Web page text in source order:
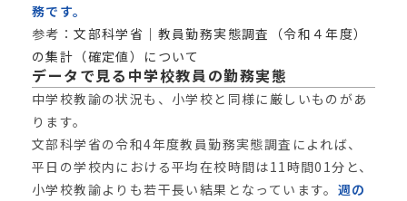
務です。
参考：文部科学省｜教員勤務実態調査（令和４年度）
の集計（確定値）について
データで見る中学校教員の勤務実態
中学校教諭の状況も、小学校と同様に厳しいものがあ
ります。
文部科学省の令和4年度教員勤務実態調査によれば、
平日の学校内における平均在校時間は11時間01分と、
小学校教諭よりも若干長い結果となっています。 週の